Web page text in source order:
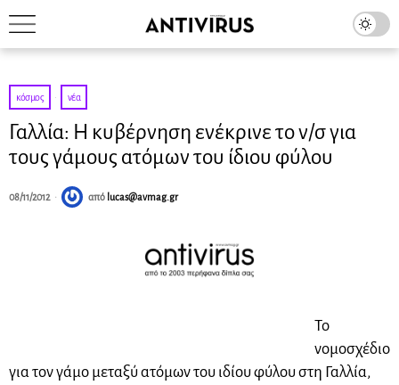
κόσμος · νέα
Γαλλία: Η κυβέρνηση ενέκρινε το ν/σ για
τους γάμους ατόμων του ίδιου φύλου
08/11/2012 από lucas@avmag.gr
Το
νομοσχέδιο
για τον γάμο μεταξύ ατόμων του ιδίου φύλου στη Γαλλία,